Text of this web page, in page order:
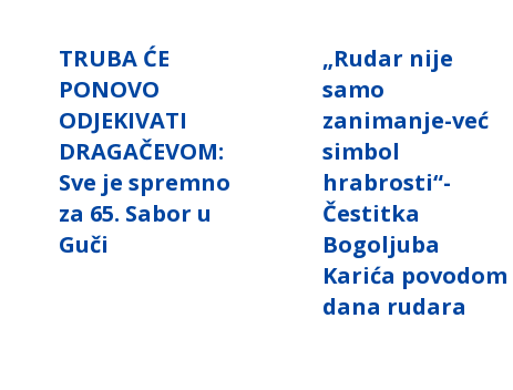
TRUBA ĆE
PONOVO
ODJEKIVATI
DRAGAČEVOM:
Sve je spremno
za 65. Sabor u
Guči
„Rudar nije
samo
zanimanje-već
simbol
hrabrosti“-
Čestitka
Bogoljuba
Karića povodom
dana rudara